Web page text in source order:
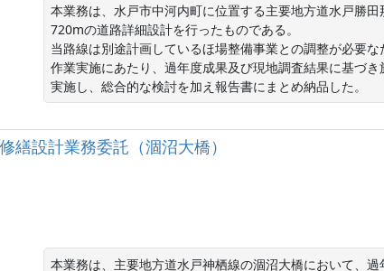
本業務は、水戸市中河内町に位置する主要地方道水戸勝
720mの道路詳細設計を行ったものである。
当路線は別途計画しているほ場整備事業との調整が必要
作業実施にあたり、過年度成果及び現地調査結果に基づ
実施し、総合的な検討を加え報告書にまとめ納品した。
設計業務委託（涸沼大橋）
本業務は、主要地方道水戸神栖線の涸沼大橋において、